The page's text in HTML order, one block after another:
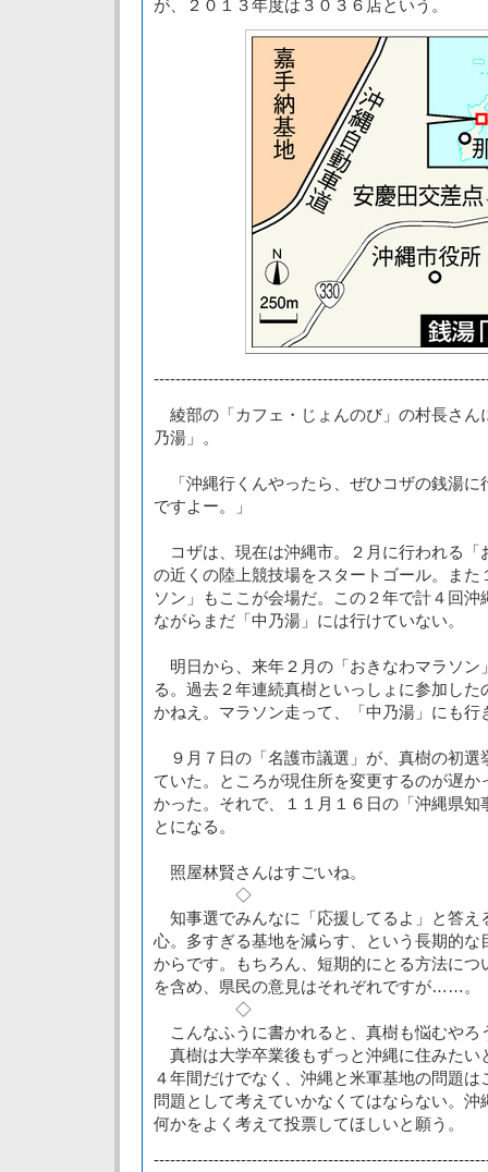
が、２０１３年度は３０３６店という。
綾部の「カフェ・じょんのび」の村長さん
乃湯」。
「沖縄行くんやったら、ぜひコザの銭湯に
ですよー。」
コザは、現在は沖縄市。２月に行われる「
の近くの陸上競技場をスタートゴール。また
ソン」もここが会場だ。この２年で計４回
ながらまだ「中乃湯」には行けていない。
明日から、来年２月の「おきなわマラソン
る。過去２年連続真樹といっしょに参加し
かねえ。マラソン走って、「中乃湯」にも行
９月７日の「名護市議選」が、真樹の初選
ていた。ところが現住所を変更するのが遅か
かった。それで、１１月１６日の「沖縄県知
とになる。
照屋林賢さんはすごいね。
◇
知事選でみんなに「応援してるよ」と答え
心。多すぎる基地を減らす、という長期的な
からです。もちろん、短期的にとる方法につ
を含め、県民の意見はそれぞれですが……。
◇
こんなふうに書かれると、真樹も悩むやろ
真樹は大学卒業後もずっと沖縄に住みたい
４年間だけでなく、沖縄と米軍基地の問題
問題として考えていかなくてはならない。
何かをよく考えて投票してほしいと願う。